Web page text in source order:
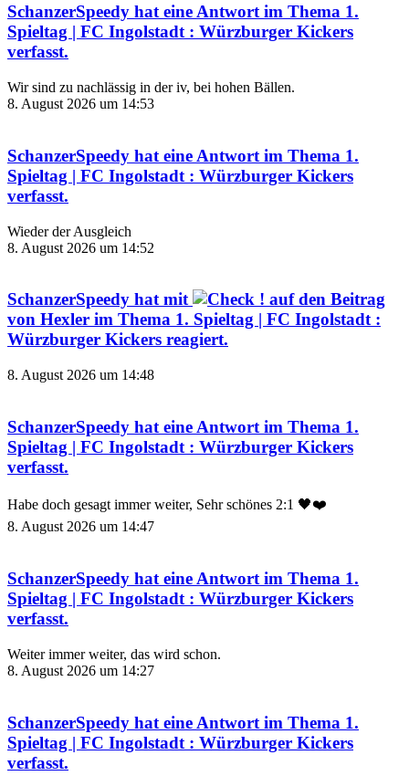
SchanzerSpeedy hat eine Antwort im Thema 1.
Spieltag | FC Ingolstadt : Würzburger Kickers
verfasst.
Wir sind zu nachlässig in der iv, bei hohen Bällen.
8. August 2026 um 14:53
SchanzerSpeedy hat eine Antwort im Thema 1.
Spieltag | FC Ingolstadt : Würzburger Kickers
verfasst.
Wieder der Ausgleich
8. August 2026 um 14:52
SchanzerSpeedy hat mit
auf den Beitrag
von Hexler im Thema 1. Spieltag | FC Ingolstadt :
Würzburger Kickers reagiert.
8. August 2026 um 14:48
SchanzerSpeedy hat eine Antwort im Thema 1.
Spieltag | FC Ingolstadt : Würzburger Kickers
verfasst.
Habe doch gesagt immer weiter, Sehr schönes 2:1 🖤❤️
8. August 2026 um 14:47
SchanzerSpeedy hat eine Antwort im Thema 1.
Spieltag | FC Ingolstadt : Würzburger Kickers
verfasst.
Weiter immer weiter, das wird schon.
8. August 2026 um 14:27
SchanzerSpeedy hat eine Antwort im Thema 1.
Spieltag | FC Ingolstadt : Würzburger Kickers
verfasst.